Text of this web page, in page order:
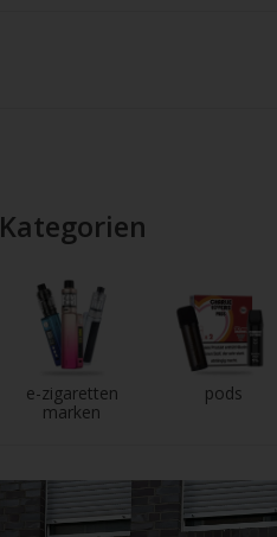
Kategorien
e-zigaretten
marken
pods